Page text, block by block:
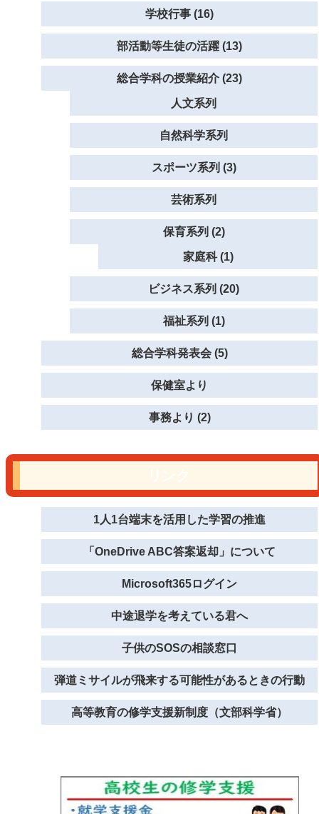
学校行事 (16)
部活動等生徒の活躍 (13)
総合学科の授業紹介 (23)
人文系列
自然科学系列
スポーツ系列 (3)
芸術系列
保育系列 (2)
家庭科 (1)
ビジネス系列 (20)
福祉系列 (1)
総合学科発表会 (5)
保健室より
事務より (2)
1人1台端末を活用した学習の推進
「OneDrive ABC答案返却」について
Microsoft365ログイン
中途退学を考えている君へ
子供のSOSの相談窓口
弾道ミサイルが飛来する可能性があるときの行動
高等教育の修学支援新制度（文部科学省）